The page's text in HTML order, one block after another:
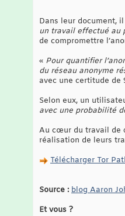
Dans leur document,
un travail effectué au
de compromettre
« Pour quantifier
du réseau anonyme
avec une certitude de
Selon eux, un
avec une probabilité
Au cœur du travail de
réalisation de leurs
Télécharger Tor
Source : blog Aaron
Et vous ?